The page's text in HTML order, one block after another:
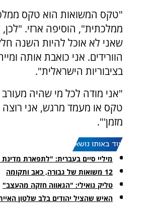
"טקס המשואות הוא טקס
ממלכתית", הוסיפה ארזי.
שאני לא אוכל להיות השנה
הוורידים. אני כואבת אותה
בציבוריות הישראלית".
"אני מודה לכל מי שהיה
טקס או מעמד מרגש, אני רוצה
מזמן'".
עוד באותו נושא:
מיליי סיים בעברית: "לתפארת
12 משואות של גבורה, כאב ותקומה
טליק גואילי: "הגאווה חזקה מהעצב"
האיש שהציל יהודים בלב שלטון